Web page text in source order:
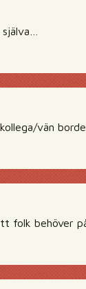
vän borde
folk behöver